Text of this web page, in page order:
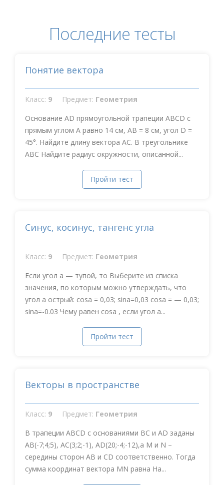
Последние тесты
Понятие вектора
Класс: 9 Предмет: Геометрия
Основание AD прямоугольной трапеции ABCD с
прямым углом А равно 14 см, АВ = 8 см, угол D =
45°. Найдите длину вектора АС. В треугольнике
АВС Найдите радиус окружности, описанной...
Пройти тест
Синус, косинус, тангенс угла
Класс: 9 Предмет: Геометрия
Если угол a — тупой, то Выберите из списка
значения, по которым можно утверждать, что
угол a острый: cosa = 0,03; sina=0,03 cosa = — 0,03;
sina=-0.03 Чему равен cosa , если угол a...
Пройти тест
Векторы в пространстве
Класс: 9 Предмет: Геометрия
В трапеции АВСD с основаниями ВС и АD заданы
AB(-7;4;5), AC(3;2;-1), AD(20;-4;-12),а М и N –
середины сторон АВ и СD соответственно. Тогда
сумма координат вектора MN равна На...